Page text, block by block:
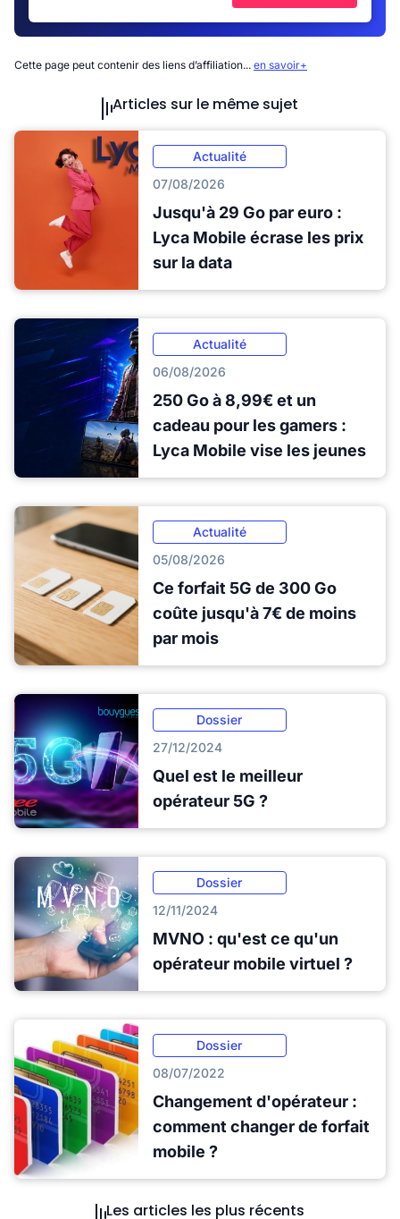
Cette page peut contenir des liens d’affiliation... en savoir+
Articles sur le même sujet
Actualité
07/08/2026
Jusqu'à 29 Go par euro :
Lyca Mobile écrase les prix
sur la data
Actualité
06/08/2026
250 Go à 8,99€ et un
cadeau pour les gamers :
Lyca Mobile vise les jeunes
Actualité
05/08/2026
Ce forfait 5G de 300 Go
coûte jusqu'à 7€ de moins
par mois
Dossier
27/12/2024
Quel est le meilleur
opérateur 5G ?
Dossier
12/11/2024
MVNO : qu'est ce qu'un
opérateur mobile virtuel ?
Dossier
08/07/2022
Changement d'opérateur :
comment changer de forfait
mobile ?
Les articles les plus récents